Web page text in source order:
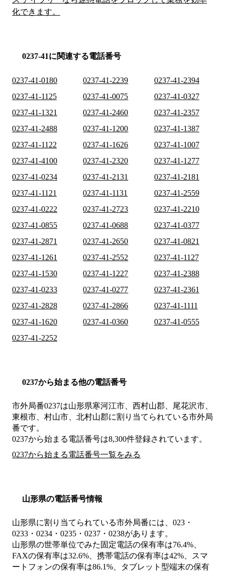
化できます。
0237-41に関連する電話番号
0237-41-0180 0237-41-2239
0237-41-2394
0237-41-1125
0237-41-0075
0237-41-0327
0237-41-1321
0237-41-2460
0237-41-2357
0237-41-2488
0237-41-1200
0237-41-1387
0237-41-1122
0237-41-1626
0237-41-1007
0237-41-4100
0237-41-2320
0237-41-1277
0237-41-0234
0237-41-2131
0237-41-2181
0237-41-1121
0237-41-1131
0237-41-2559
0237-41-0222
0237-41-2723
0237-41-2210
0237-41-0855
0237-41-0688
0237-41-0377
0237-41-2871
0237-41-2650
0237-41-0821
0237-41-1261
0237-41-2552
0237-41-1127
0237-41-1530
0237-41-1227
0237-41-2388
0237-41-0233
0237-41-0277
0237-41-2361
0237-41-2828
0237-41-2866
0237-41-1111
0237-41-1620
0237-41-0360
0237-41-0555
0237-41-2252
0237から始まる他の電話番号
市外局番0237は山形県寒河江市、西村山郡、尾花沢市、
東根市、村山市、北村山郡に割り当てられている市外局
番です。
0237から始まる電話番号は8,300件登録されています。
0237から始まる電話番号一覧をみる
山形県の電話番号情報
山形県に割り当てられている市外局番には、023・
0233・0234・0235・0237・0238があります。
山形県の世帯単位でみた固定電話の保有率は76.4%、
FAXの保有率は32.6%、携帯電話の保有率は42%、スマ
ートフォンの保有率は86.1%、タブレット型端末の保有